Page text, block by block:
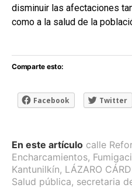
disminuir las afectaciones
como a la salud de la
Comparte esto:
Facebook Twitter
En este artículo calle
Encharcamientos,
Kantunilkín, LÁZARO
Salud pública, secretaria